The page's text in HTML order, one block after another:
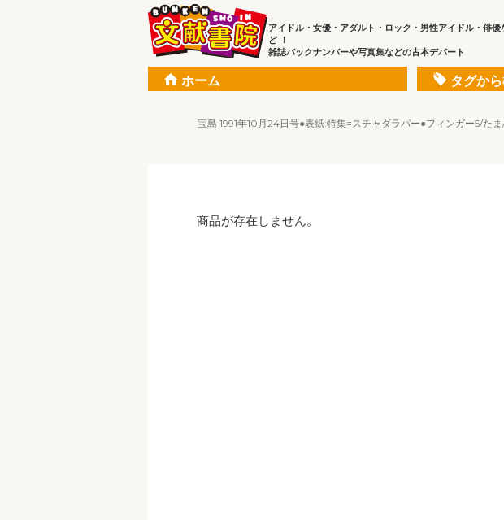
アイドル・女優・アダルト・ロック・男性アイドル・俳優
ど ！
雑誌バックナンバーや写真集などの古本デパート
ホーム タグか
宝島 1991年10月24日号●表紙:特集=スチャダラパー●フィンガー5/
商品が存在しません。